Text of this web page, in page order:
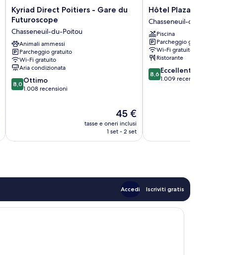
Kyriad
Direct
-
Gare
du
Futuroscope
Chasseneuil-
du-
Poitou
Kyriad Direct Poitiers - Gare du
Futuroscope
Chasseneuil-du-Poitou
Animali ammessi
Parcheggio gratuito
Wi-Fi gratuito
Aria condizionata
8.0
su
8,0 Ottimo
1.008 recensioni
Il
prezzo
attuale
45 €
tasse e oneri inclusi
1 set - 2 set
Hôtel
Plaza
Futuroscope
Chasseneuil-
du-
Poitou
Hôtel Plaza
Chasseneuil-du-Poitou
Piscina
Parcheggio gratuito
Wi-Fi gratuito
Ristorante
8.6
su
8,6 Eccellente
1.009 recensioni
Accedi Iscriviti gratis